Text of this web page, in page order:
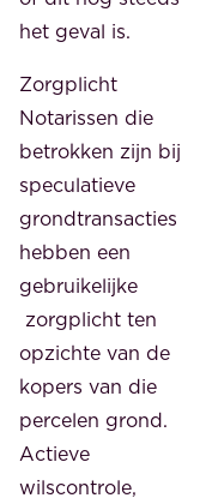
het geval is.
Zorgplicht
Notarissen die
betrokken zijn bij
speculatieve
grondtransacties
hebben een
gebruikelijke
zorgplicht ten
opzichte van de
kopers van die
percelen grond.
Actieve
wilscontrole,